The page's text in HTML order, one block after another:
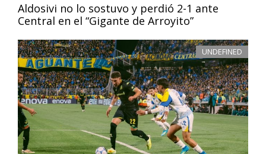
Aldosivi no lo sostuvo y perdió 2-1 ante
Central en el “Gigante de Arroyito”
UNDEFINED